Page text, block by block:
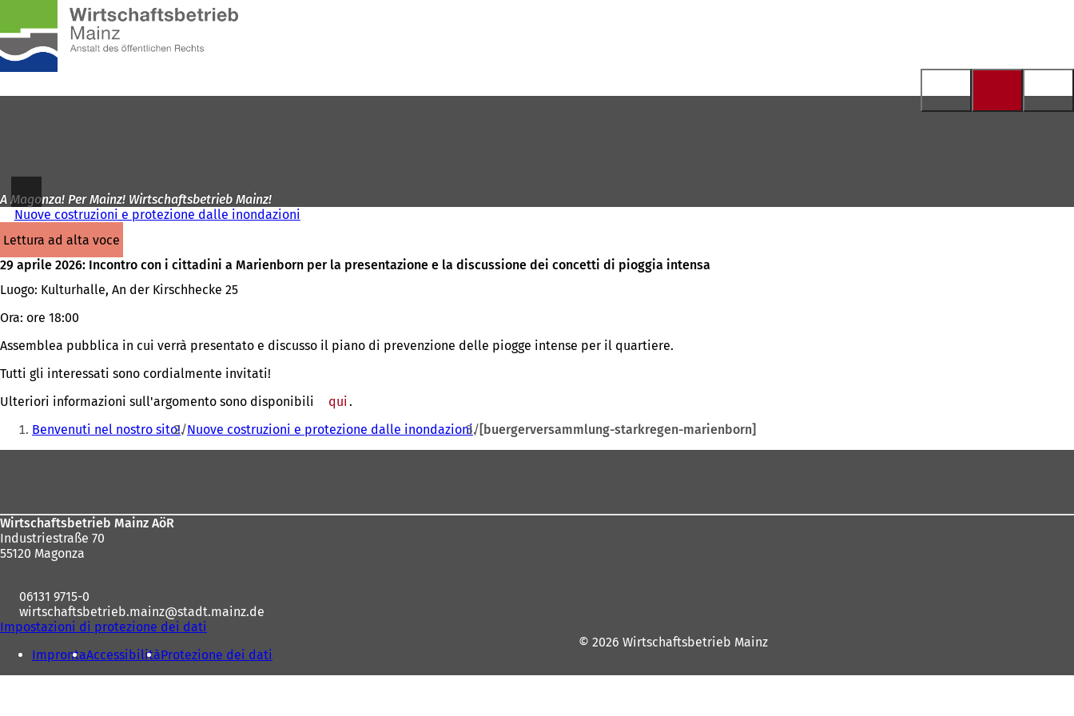
Vai al contenuto
iniziale
A Magonza! Per Mainz! Wirtschaftsbetrieb Mainz!
Nuove costruzioni e protezione dalle inondazioni
lettura ad alta voce
29 aprile 2026: Incontro con i cittadini a Marienborn per la presentazione e la discussione dei concetti di pioggia intensa
Luogo: Kulturhalle, An der Kirschhecke 25
Ora: ore 18:00
Assemblea pubblica in cui verrà presentato e discusso il piano di prevenzione delle piogge intense per il quartiere.
Tutti gli interessati sono cordialmente invitati!
Ulteriori informazioni sull'argomento sono disponibili
qui.
Siete
qui:
Benvenuti nel nostro sito! Nuove costruzioni e protezione dalle inondazioni [buergerversammlung-starkregen-marienborn]
Wirtschaftsbetrieb Mainz AöR
Industriestraße 70
55120 Magonza
06131 9715-0
wirtschaftsbetrieb.mainz
stadt.mainz de
Impostazioni di protezione dei dati
ImprontaAccessibilitàProtezione dei dati
© 2026 Wirtschaftsbetrieb Mainz